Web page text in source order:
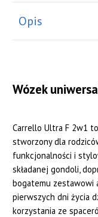
Opis
Wózek
Carrello Ultra F 2w1
stworzony dla
funkcjonalności i
składanej gondoli,
bogatemu zestawowi
pierwszych dni życia
korzystania ze